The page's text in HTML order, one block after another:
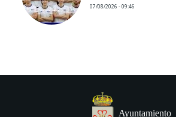
07/08/2026 - 09:46